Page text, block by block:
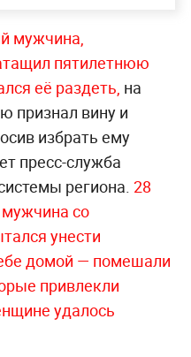
мужчина,
пятилетнюю
её раздеть, на
признал вину и
избрать ему
пресс-служба
региона. 28
мужчина со
унести
домой — помешали
привлекли
удалось